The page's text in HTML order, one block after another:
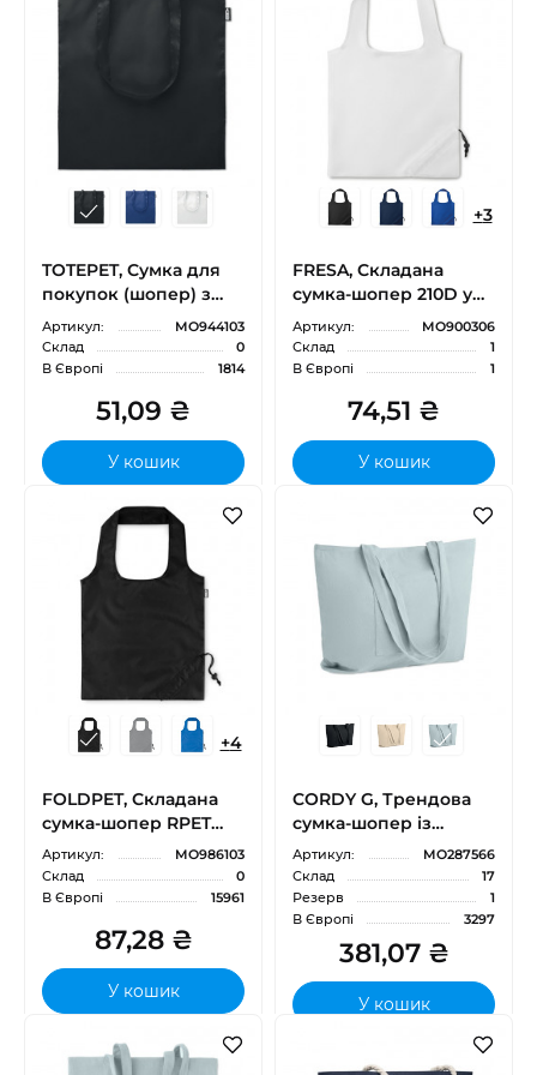
TOTEPET, Сумка для
покупок (шопер) з
RPET 190T з довгими
ручками, 38x42 cм
Артикул:
MO944103
Склад
0
В Європі
1814
51,09 ₴
У кошик
+3
FRESA, Складана
сумка-шопер 210D у
чохлі зі шнурком,
38x40 cм
Артикул:
MO900306
Склад
1
В Європі
1
74,51 ₴
У кошик
+4
FOLDPET, Складана
сумка-шопер RPET
190T у чохлі зі
шнурком, 38x40 cм
Артикул:
MO986103
Склад
0
В Європі
15961
87,28 ₴
У кошик
CORDY G, Трендова
сумка-шопер із
вельвету, 220 гр/м²,
39x12x37 см
Артикул:
MO287566
Склад
17
Резерв
1
В Європі
3297
381,07 ₴
У кошик